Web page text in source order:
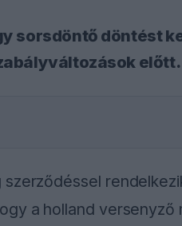
sorsdöntő döntést
előtt.
a holland versenyző